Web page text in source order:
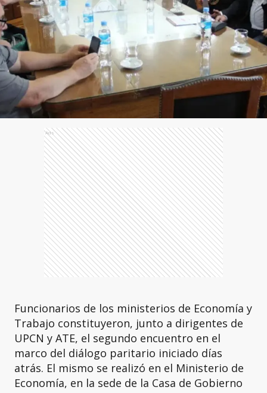
Ads
Funcionarios de los ministerios de Economía y
Trabajo constituyeron, junto a dirigentes de
UPCN y ATE, el segundo encuentro en el
marco del diálogo paritario iniciado días
atrás. El mismo se realizó en el Ministerio de
Economía, en la sede de la Casa de Gobierno